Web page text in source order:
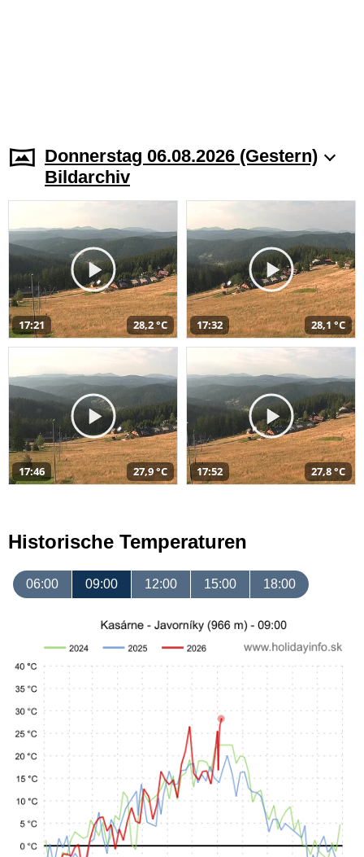
Donnerstag 06.08.2026 (Gestern)
Bildarchiv
17:21 28,2 °C 17:32 28,1 °C
17:46 27,9 °C 17:52 27,8 °C
Historische Temperaturen
06:00 09:00 12:00 15:00 18:00